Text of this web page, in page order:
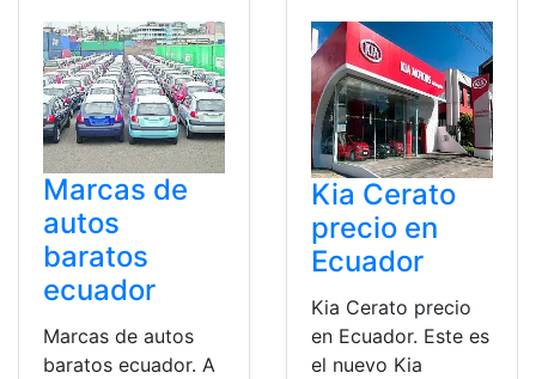
Marcas de
autos
baratos
ecuador
Marcas de autos
baratos ecuador. A
Kia Cerato
precio en
Ecuador
Kia Cerato precio
en Ecuador. Este es
el nuevo Kia